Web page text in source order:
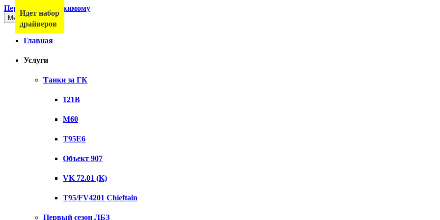
Перейти к содержимому
Меню
Главная
Услуги
Танки за ГК
121B
M60
T95E6
Объект 907
VK 72.01 (K)
T95/FV4201 Chieftain
Первый сезон ЛБЗ
Идет набор
драйверов